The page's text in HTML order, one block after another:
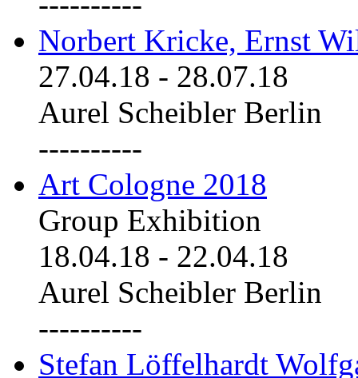
Norbert Kricke, Ernst
27.04.18 - 28.07.18
Aurel Scheibler Berlin
----------
Art Cologne 2018
Group Exhibition
18.04.18 - 22.04.18
Aurel Scheibler Berlin
----------
Stefan Löffelhardt